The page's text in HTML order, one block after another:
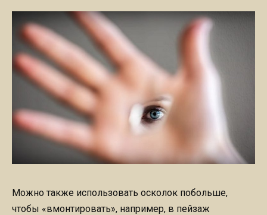
Можно также использовать осколок побольше,
чтобы «вмонтировать», например, в пейзаж